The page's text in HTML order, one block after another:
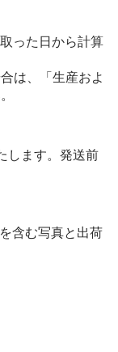
った日から計算
は、「生産およ
します。発送前
含む写真と出荷